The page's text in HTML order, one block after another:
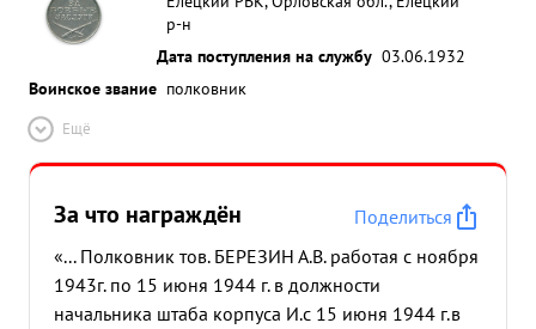
р-н
Дата поступления на службу 03.06.1932
Воинское звание полковник
Ещё
За что награждён
Поделиться
«... Полковник тов. БЕРЕЗИН А.В. работая с ноября
1943г. по 15 июня 1944 г. в должности
начальника штаба корпуса И.с 15 июня 1944 г.в